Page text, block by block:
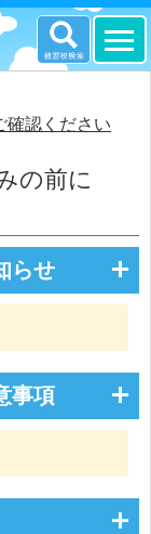
認ください
の前に
らせ
事項